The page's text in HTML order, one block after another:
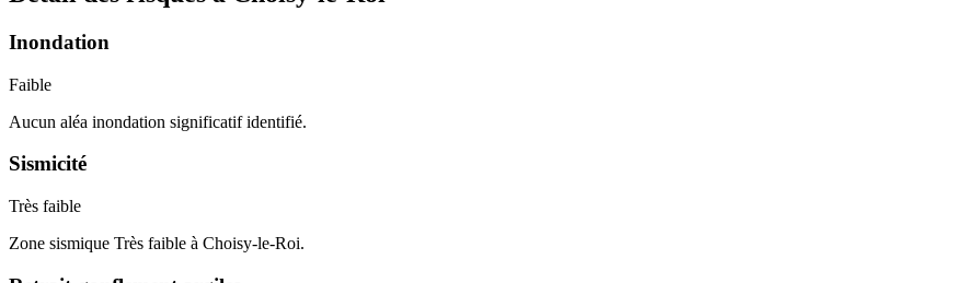
Inondation
Faible
Aucun aléa inondation significatif identifié.
Sismicité
Très faible
Zone sismique Très faible à Choisy-le-Roi.